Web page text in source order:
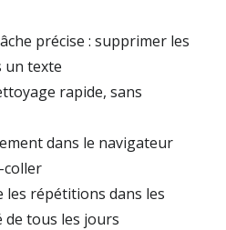
précise : supprimer les
un texte
rapide, sans
dans le navigateur
coller
répétitions dans les
de tous les jours